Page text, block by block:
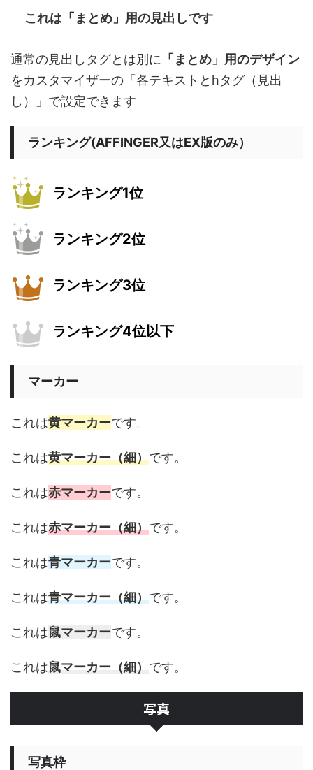
これは「まとめ」用の見出しです
通常の見出しタグとは別に 「まとめ」用のデザイン
をカスタマイザーの「各テキストとhタグ（見出
し）」で設定できます
ランキング(AFFINGER又はEX版のみ）
ランキング1位
ランキング2位
ランキング3位
ランキング4位以下
マーカー
これは黄マーカーです。
これは黄マーカー（細）です。
これは赤マーカーです。
これは赤マーカー（細）です。
これは青マーカーです。
これは青マーカー（細）です。
これは鼠マーカーです。
これは鼠マーカー（細） です。
写真
写真枠